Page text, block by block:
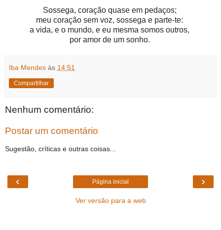
Sossega, coração quase em pedaços;
meu coração sem voz, sossega e parte-te:
a vida, e o mundo, e eu mesma somos outros,
por amor de um sonho.
Iba Mendes às 14:51
Compartilhar
Nenhum comentário:
Postar um comentário
Sugestão, críticas e outras coisas...
‹ ›
Página inicial
Ver versão para a web